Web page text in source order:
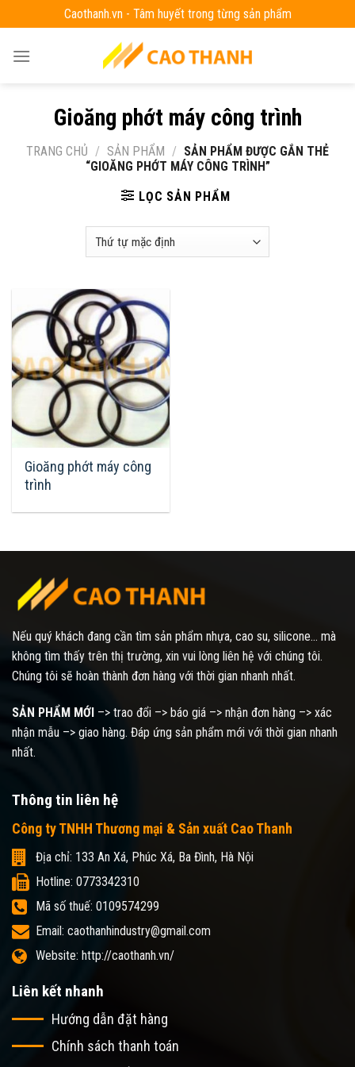
to
content
Caothanh.vn - Tâm huyết trong từng sản phẩm
Gioăng phớt máy công trình
TRANG CHỦ / SẢN PHẨM / SẢN PHẨM ĐƯỢC GẮN THẺ
“GIOĂNG PHỚT MÁY CÔNG TRÌNH”
LỌC SẢN PHẨM
Gioăng phớt máy công
trình
Nếu quý khách đang cần tìm sản phẩm nhựa, cao su, silicone... mà
không tìm thấy trên thị trường, xin vui lòng liên hệ với chúng tôi.
Chúng tôi sẽ hoàn thành đơn hàng với thời gian nhanh nhất.
SẢN PHẨM MỚI –> trao đổi –> báo giá –> nhận đơn hàng –> xác
nhận mẫu –> giao hàng. Đáp ứng sản phẩm mới với thời gian nhanh
nhất.
Thông tin liên hệ
Công ty TNHH Thương mại & Sản xuất Cao Thanh
Địa chỉ: 133 An Xá, Phúc Xá, Ba Đình, Hà Nội
Hotline: 0773342310
Mã số thuế: 0109574299
Email: caothanhindustry@gmail.com
Website: http://caothanh.vn/
Liên kết nhanh
Hướng dẫn đặt hàng
Chính sách thanh toán